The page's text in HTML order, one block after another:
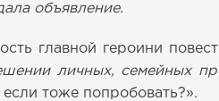
объявление.
главной героини
личных, семейных
тоже попробовать?».